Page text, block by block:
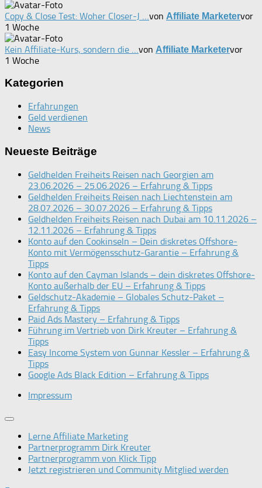
Copy & Close Test: Woher Closer-J … von Affiliate Marketervor
1 Woche
Kein Affiliate-Kurs, sondern die … von Affiliate Marketervor
1 Woche
Kategorien
Erfahrungen
Geld verdienen
News
Neueste Beiträge
Geldhelden Freiheits Reisen nach Georgien am
23.06.2026 – 25.06.2026 – Erfahrung & Tipps
Geldhelden Freiheits Reisen nach Liechtenstein am
28.07.2026 – 30.07.2026 – Erfahrung & Tipps
Geldhelden Freiheits Reisen nach Dubai am 10.11.2026 –
12.11.2026 – Erfahrung & Tipps
Konto auf den Cookinseln – Dein diskretes Offshore-
Konto mit Vermögensschutz-Garantie – Erfahrung &
Tipps
Konto auf den Cayman Islands – dein diskretes Offshore-
Konto außerhalb der EU – Erfahrung & Tipps
Geldschutz-Akademie – Globales Schutz-Paket –
Erfahrung & Tipps
Paid Ads Mastery – Erfahrung & Tipps
Führung im Vertrieb von Dirk Kreuter – Erfahrung &
Tipps
Easy Income System von Gunnar Kessler – Erfahrung &
Tipps
Google Ads Black Edition – Erfahrung & Tipps
Impressum
Lerne Affiliate Marketing
Partnerprogramm Dirk Kreuter
Partnerprogramm von Klick Tipp
Jetzt registrieren und Community Mitglied werden